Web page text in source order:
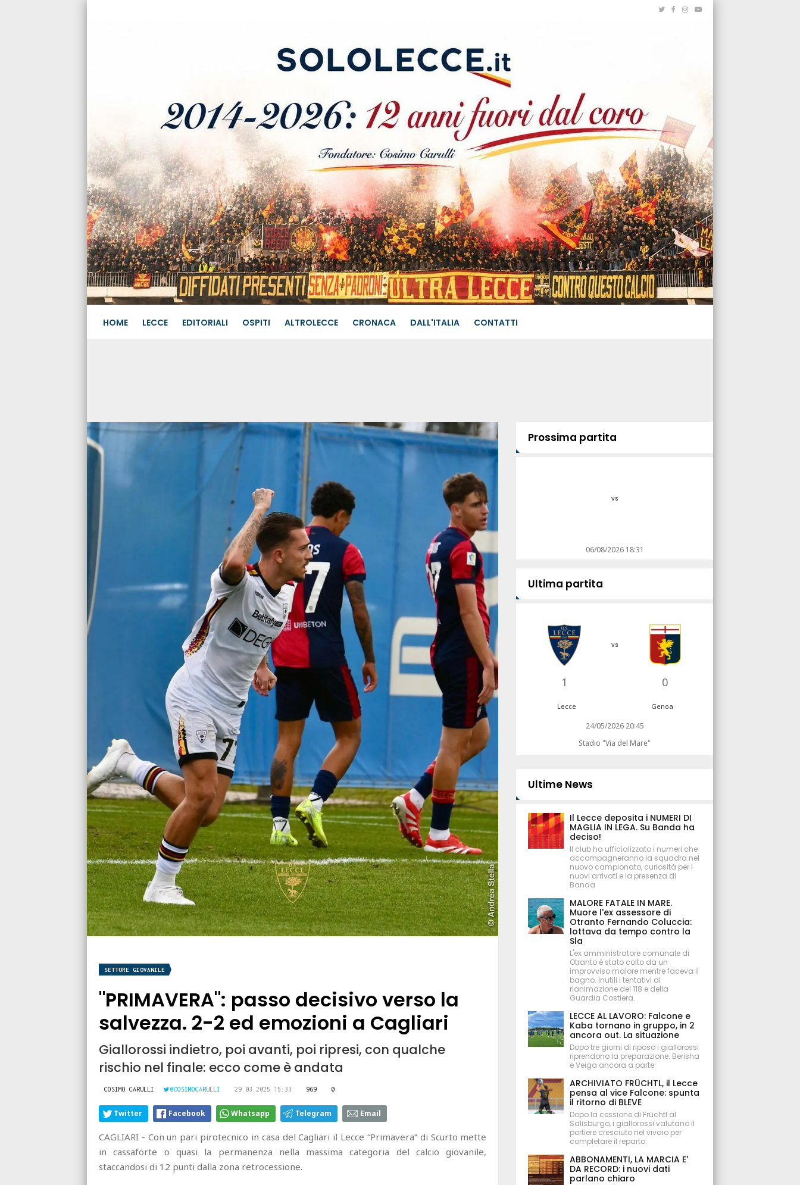
HOME LECCE EDITORIALI OSPITI ALTROLECCE CRONACA DALL'ITALIA CONTATTI
SETTORE GIOVANILE
"PRIMAVERA": passo decisivo verso la
salvezza. 2-2 ed emozioni a Cagliari
Giallorossi indietro, poi avanti, poi ripresi, con qualche
rischio nel finale: ecco come è andata
COSIMO CARULLI @COSIMOCARULLI 29.03.2025 15:33 969 0
Twitter Facebook Whatsapp Telegram Email
CAGLIARI - Con un pari pirotecnico in casa del Cagliari il Lecce “Primavera” di Scurto mette
in cassaforte o quasi la permanenza nella massima categoria del calcio giovanile,
staccandosi di 12 punti dalla zona retrocessione.
Prossima partita
vs
06/08/2026 18:31
Ultima partita
1
vs
0
Lecce Genoa
24/05/2026 20:45
Stadio "Via del Mare"
Ultime News
Il Lecce deposita i NUMERI DI
MAGLIA IN LEGA. Su Banda ha
deciso!
Il club ha ufficializzato i numeri che
accompagneranno la squadra nel
nuovo campionato, curiosità per i
nuovi arrivati e la presenza di
Banda
MALORE FATALE IN MARE.
Muore l'ex assessore di
Otranto Fernando Coluccia:
lottava da tempo contro la
Sla
L'ex amministratore comunale di
Otranto è stato colto da un
improvviso malore mentre faceva il
bagno. Inutili i tentativi di
rianimazione del 118 e della
Guardia Costiera.
LECCE AL LAVORO: Falcone e
Kaba tornano in gruppo, in 2
ancora out. La situazione
Dopo tre giorni di riposo i giallorossi
riprendono la preparazione. Berisha
e Veiga ancora a parte
ARCHIVIATO FRÜCHTL, il Lecce
pensa al vice Falcone: spunta
il ritorno di BLEVE
Dopo la cessione di Früchtl al
Salisburgo, i giallorossi valutano il
portiere cresciuto nel vivaio per
completare il reparto.
ABBONAMENTI, LA MARCIA E'
DA RECORD: i nuovi dati
parlano chiaro